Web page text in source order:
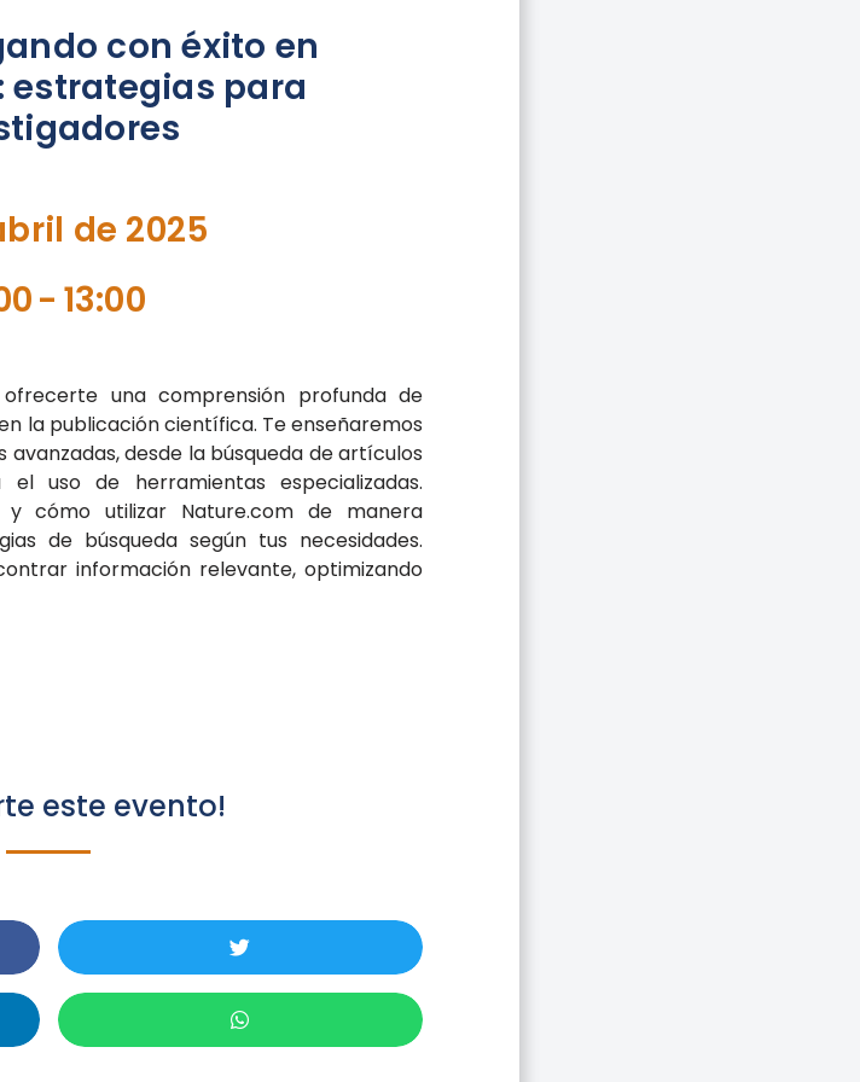
con éxito en
estrategias para
de 2025
- 13:00
una comprensión profunda de
la publicación científica. Te enseñaremos
desde la búsqueda de artículos
uso de herramientas especializadas.
cómo utilizar Nature.com de manera
de búsqueda según tus necesidades.
información relevante, optimizando
este evento!